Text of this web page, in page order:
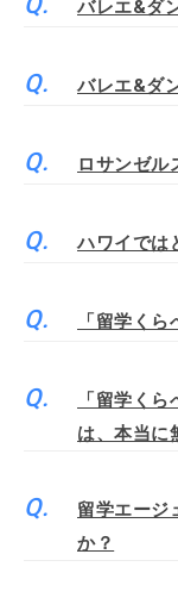
バレエ&ダ
バレエ&ダ
ロサンゼル
ハワイでは
「留学く
「留学く
は、本当に
留学エージ
か？